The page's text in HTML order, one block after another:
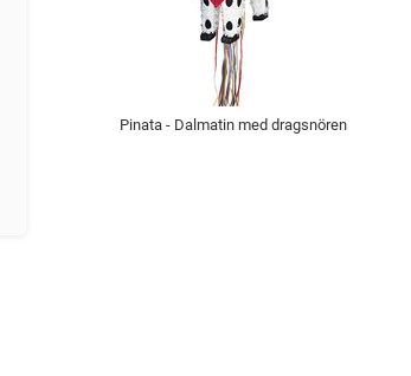
Pinata - Dalmatin med dragsnören